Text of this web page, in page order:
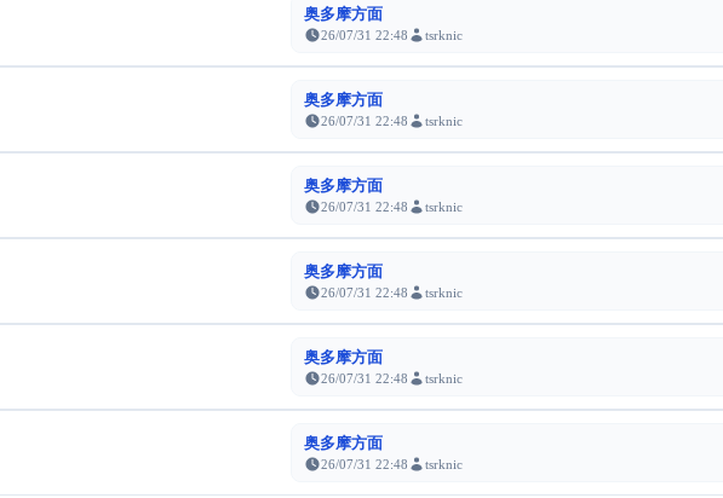
奥多摩方面
26/07/31 22:48 tsrknic
奥多摩方面
26/07/31 22:48 tsrknic
奥多摩方面
26/07/31 22:48 tsrknic
奥多摩方面
26/07/31 22:48 tsrknic
奥多摩方面
26/07/31 22:48 tsrknic
奥多摩方面
26/07/31 22:48 tsrknic